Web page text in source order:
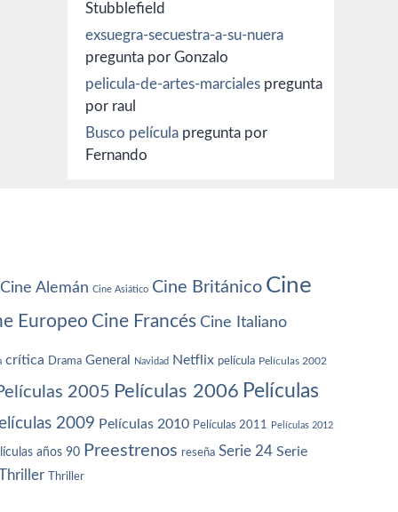
Stubblefield
exsuegra-secuestra-a-su-nuera
pregunta por Gonzalo
pelicula-de-artes-marciales pregunta
por raul
Busco película pregunta por
Fernando
Cine Alemán Cine Asiático Cine Británico Cine
Europeo Cine Francés Cine Italiano
crítica Drama General Navidad Netflix película Películas 2002
2005 Películas 2006 Películas
2009 Películas 2010 Películas 2011 Películas 2012
años 90 Preestrenos reseña Serie 24 Serie
Thriller